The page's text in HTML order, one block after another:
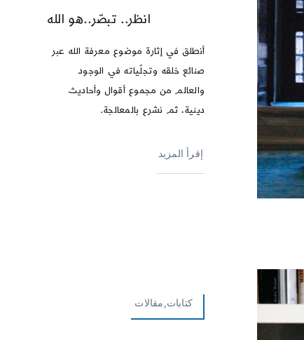
انظر.. تبصّر..هو الله
أنطلق في إثارة موضوع معرفة الله عبر
صنائع خلقه وتجلّياته في الوجود
والعالم من مجموع أقوال وأحاديث
دينية، ثم نشرع بالمعالجة.
إقرأ المزيد
كتابات,مقالات